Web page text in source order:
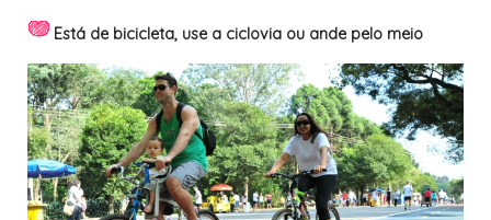
Está de bicicleta, use a ciclovia ou ande pelo meio